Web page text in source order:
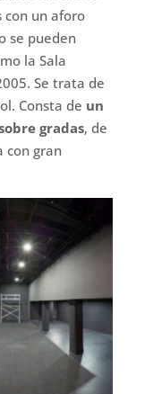
con un aforo
se pueden
la Sala
Se trata de
Consta de un
gradas, de
con gran